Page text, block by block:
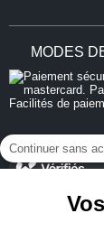
Continuer sans
MODES